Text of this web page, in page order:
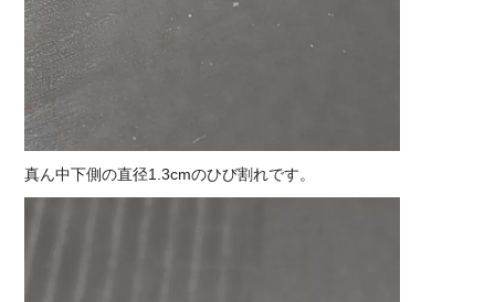
真ん中下側の直径1.3cmのひび割れです。